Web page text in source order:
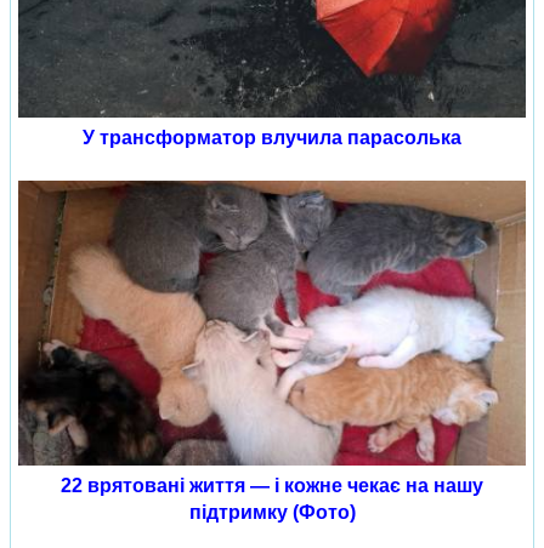
У трансформатор влучила парасолька
22 врятовані життя — і кожне чекає на нашу
підтримку (Фото)